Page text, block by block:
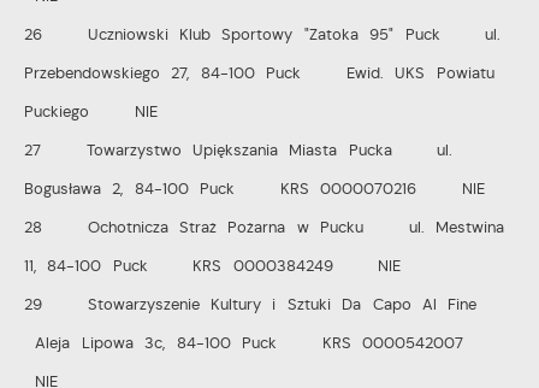
26 Uczniowski Klub Sportowy "Zatoka 95" Puck ul.
Przebendowskiego 27, 84-100 Puck Ewid. UKS Powiatu
Puckiego NIE
27 Towarzystwo Upiększania Miasta Pucka ul.
Bogusława 2, 84-100 Puck KRS 0000070216 NIE
28 Ochotnicza Straż Pożarna w Pucku ul. Mestwina
11, 84-100 Puck KRS 0000384249 NIE
29 Stowarzyszenie Kultury i Sztuki Da Capo Al Fine
Aleja Lipowa 3c, 84-100 Puck KRS 0000542007
NIE